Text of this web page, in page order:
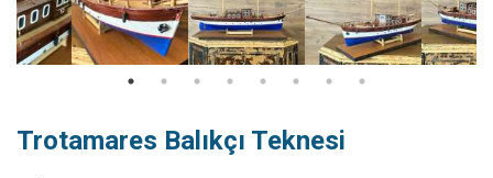
Trotamares Balıkçı Teknesi